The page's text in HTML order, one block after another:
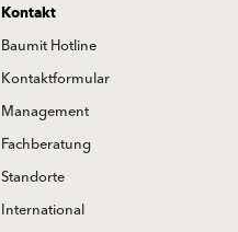
Kontakt
Baumit Hotline
Kontaktformular
Management
Fachberatung
Standorte
International